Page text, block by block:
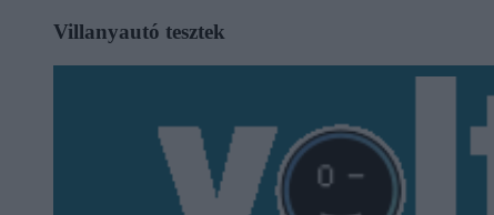
Villanyautó tesztek